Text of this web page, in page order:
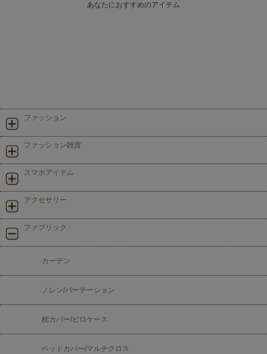
あなたにおすすめのアイテム
ファッション
ファッション雑貨
スマホアイテム
アクセサリー
ファブリック
カーテン
ノレン/パーテーション
枕カバー/ピロケース
ベッドカバー/マルチクロス